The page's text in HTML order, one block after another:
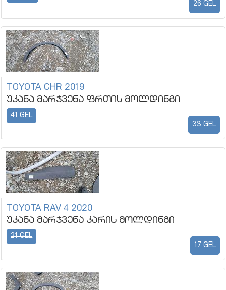
26 GEL
TOYOTA CHR 2019
უკანა მარჯვენა ფრთის მოლდინგი
41 GEL
33 GEL
TOYOTA RAV 4 2020
უკანა მარჯვენა კარის მოლდინგი
21 GEL
17 GEL